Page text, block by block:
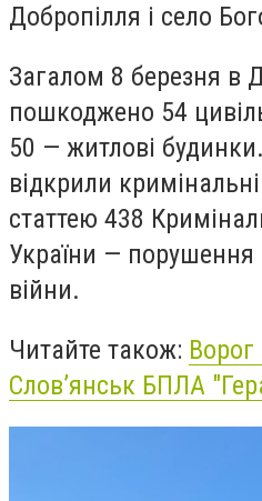
Добропілля і село
Загалом 8 березня в
пошкоджено 54
50 — житлові
відкрили
статтею 438
України — порушення
війни.
Читайте також: Ворог
Слов’янськ БПЛА